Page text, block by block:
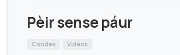
Pèir sense páur
Condes Vidèos